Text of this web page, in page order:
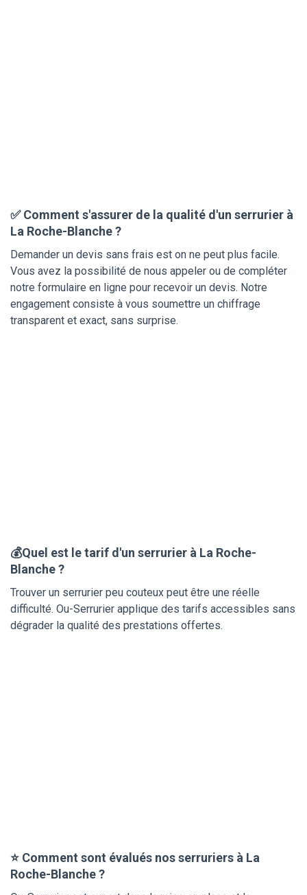
✅ Comment s'assurer de la qualité d'un serrurier à
La Roche-Blanche ?
Demander un devis sans frais est on ne peut plus facile.
Vous avez la possibilité de nous appeler ou de compléter
notre formulaire en ligne pour recevoir un devis. Notre
engagement consiste à vous soumettre un chiffrage
transparent et exact, sans surprise.
💰Quel est le tarif d'un serrurier à La Roche-
Blanche ?
Trouver un serrurier peu couteux peut être une réelle
difficulté. Ou-Serrurier applique des tarifs accessibles sans
dégrader la qualité des prestations offertes.
⭐ Comment sont évalués nos serruriers à La
Roche-Blanche ?